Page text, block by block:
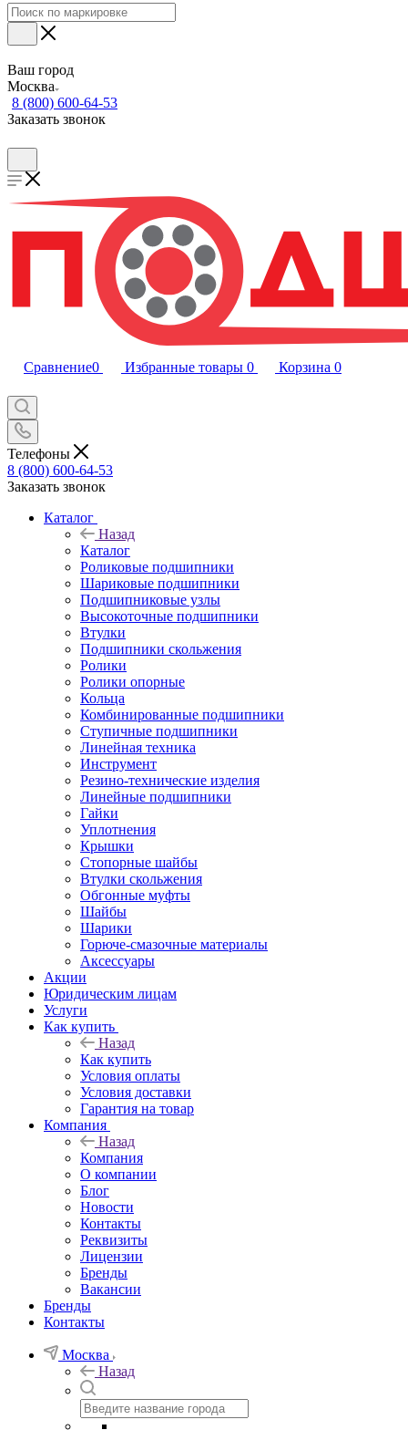
Ваш город
Москва
8 (800) 600-64-53
Заказать звонок
Сравнение0 Избранные товары 0 Корзина 0
Телефоны
8 (800) 600-64-53
Заказать звонок
Каталог
Назад
Каталог
Роликовые подшипники
Шариковые подшипники
Подшипниковые узлы
Высокоточные подшипники
Втулки
Подшипники скольжения
Ролики
Ролики опорные
Кольца
Комбинированные подшипники
Ступичные подшипники
Линейная техника
Инструмент
Резино-технические изделия
Линейные подшипники
Гайки
Уплотнения
Крышки
Стопорные шайбы
Втулки скольжения
Обгонные муфты
Шайбы
Шарики
Горюче-смазочные материалы
Аксессуары
Акции
Юридическим лицам
Услуги
Как купить
Назад
Как купить
Условия оплаты
Условия доставки
Гарантия на товар
Компания
Назад
Компания
О компании
Блог
Новости
Контакты
Реквизиты
Лицензии
Бренды
Вакансии
Бренды
Контакты
Москва
Назад